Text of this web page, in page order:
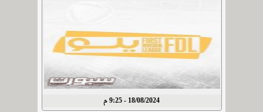
18/08/2024 - 9:25 م